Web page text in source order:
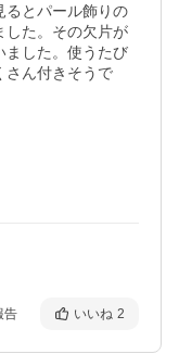
るとパール飾りの
した。その欠片が
ました。使うたび
さん付きそうで
告 いいね 2